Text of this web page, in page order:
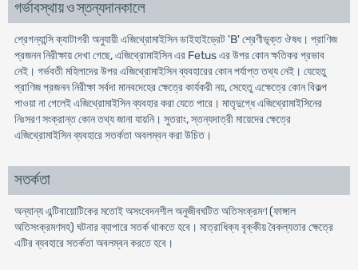
গর্ভাবস্থায় ও স্তন্যদানকালে
প্রেগন্যান্সি ক্যাটাগরী অনুযায়ী এজিথ্রোমাইসিন ডাইহাইড্রেট 'B' শ্রেণীভূক্ত ঔষধ। প্রাণিজ
প্রজনন নিরীক্ষায় দেখা গেছে, এজিথ্রোমাইসিন এর Fetus এর উপর কোন ক্ষতিকর প্রভাব
নেই। গর্ভবতী মহিলাদের উপর এজিথ্রোমাইসিন ব্যবহারের কোন পর্যাপ্ত তথ্য নেই। যেহেতু
প্রাণিজ প্রজনন নিরীক্ষা সর্বদা মানবদেহের ক্ষেত্রে কার্যকরী নয়, সেহেতু এক্ষেত্রে কোন বিকল্প
পাওয়া না গেলেই এজিথ্রোমাইসিন ব্যবহার করা যেতে পারে। মাতৃদুগ্ধে এজিথ্রোমাইসিনের
নিঃসরণ সংক্রান্ত কোন তথ্য জানা যায়নি। সুতরাং, স্তন্যদাত্রী মায়েদের ক্ষেত্রে
এজিথ্রোমাইসিন ব্যবহারে সতর্কতা অবলম্বন করা উচিত।
সতর্কতা
অন্যান্য এন্টিবায়োটিকের মতোই অসংবেদনশীল অনুজীবঘটিত অতিসংক্রমণ (ফাঙ্গাল
অতিসংক্রমণসহ) ঘটনার ব্যাপারে সতর্ক থাকতে হবে। মাত্রাধিক্য বৃক্কীয় বৈকল্যতার ক্ষেত্রে
এটির ব্যবহারে সতর্কতা অবলম্বন করতে হবে।